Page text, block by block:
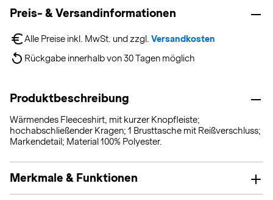
Preis- & Versandinformationen
Alle Preise inkl. MwSt. und zzgl. Versandkosten
Rückgabe innerhalb von 30 Tagen möglich
Produktbeschreibung
Wärmendes Fleeceshirt, mit kurzer Knopfleiste;
hochabschließender Kragen; 1 Brusttasche mit Reißverschluss;
Markendetail; Material 100% Polyester.
Merkmale & Funktionen